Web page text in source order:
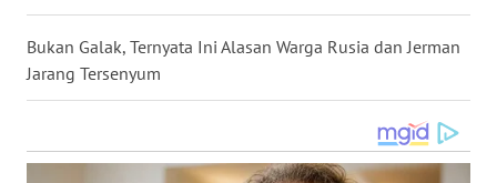
Bukan Galak, Ternyata Ini Alasan Warga Rusia dan Jerman
Jarang Tersenyum
BALI
WN
KALBAR